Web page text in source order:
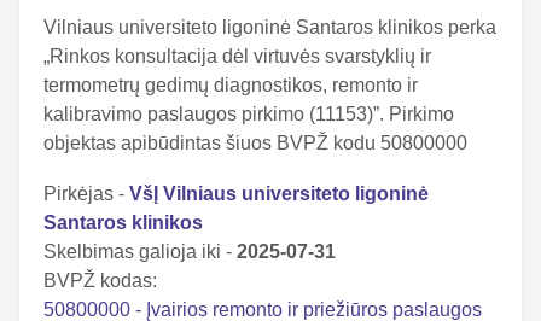
Vilniaus universiteto ligoninė Santaros klinikos perka
„Rinkos konsultacija dėl virtuvės svarstyklių ir
termometrų gedimų diagnostikos, remonto ir
kalibravimo paslaugos pirkimo (11153)”. Pirkimo
objektas apibūdintas šiuos BVPŽ kodu 50800000
Pirkėjas - VšĮ Vilniaus universiteto ligoninė
Santaros klinikos
Skelbimas galioja iki - 2025-07-31
BVPŽ kodas:
50800000 - Įvairios remonto ir priežiūros paslaugos